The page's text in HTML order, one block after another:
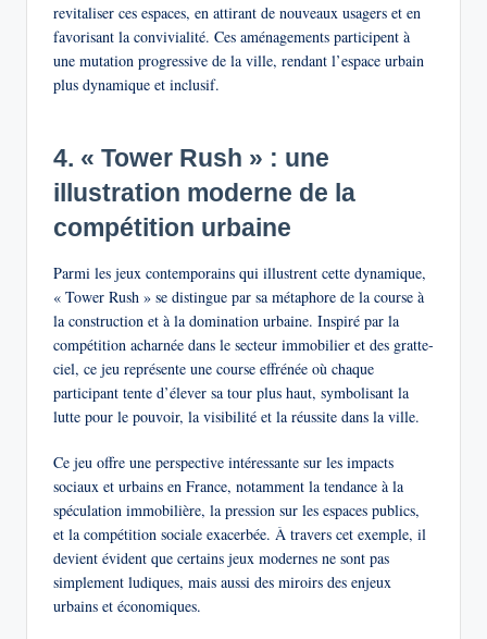
revitaliser ces espaces, en attirant de nouveaux usagers et en
favorisant la convivialité. Ces aménagements participent à
une mutation progressive de la ville, rendant l’espace urbain
plus dynamique et inclusif.
4. « Tower Rush » : une
illustration moderne de la
compétition urbaine
Parmi les jeux contemporains qui illustrent cette dynamique,
« Tower Rush » se distingue par sa métaphore de la course à
la construction et à la domination urbaine. Inspiré par la
compétition acharnée dans le secteur immobilier et des gratte-
ciel, ce jeu représente une course effrénée où chaque
participant tente d’élever sa tour plus haut, symbolisant la
lutte pour le pouvoir, la visibilité et la réussite dans la ville.
Ce jeu offre une perspective intéressante sur les impacts
sociaux et urbains en France, notamment la tendance à la
spéculation immobilière, la pression sur les espaces publics,
et la compétition sociale exacerbée. À travers cet exemple, il
devient évident que certains jeux modernes ne sont pas
simplement ludiques, mais aussi des miroirs des enjeux
urbains et économiques.